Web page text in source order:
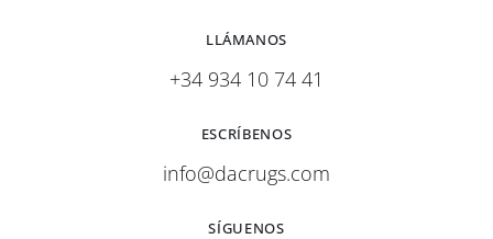
LLÁMANOS
+34 934 10 74 41
ESCRÍBENOS
info@dacrugs.com
SÍGUENOS